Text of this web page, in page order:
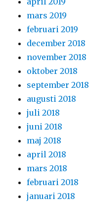
mars 2019
februari 2019
december 2018
november 2018
oktober 2018
september 2018
augusti 2018
juli 2018
juni 2018
maj 2018
april 2018
mars 2018
februari 2018
januari 2018